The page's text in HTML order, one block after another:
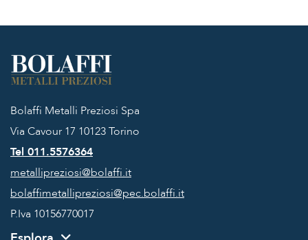
Bolaffi Metalli Preziosi Spa
Via Cavour 17 10123 Torino
Tel 011.5576364
metallipreziosi@bolaffi.it
bolaffimetallipreziosi@pec.bolaffi.it
P.Iva 10156770017